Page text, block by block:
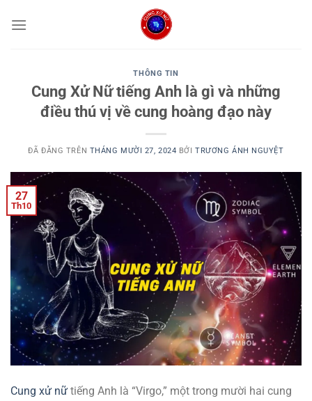
đến
THÔNG TIN
Cung Xử Nữ tiếng Anh là gì và những
điều thú vị về cung hoàng đạo này
ĐÃ ĐĂNG TRÊN THÁNG MƯỜI 27, 2024 BỞITRƯƠNG ÁNH NGUYỆT
27
Th10
Cung xử nữ tiếng Anh là “Virgo,” một trong mười hai cung